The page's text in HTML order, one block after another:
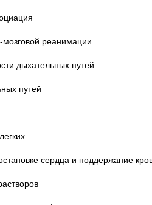
реанимации
дыхательных путей
путей
сердца и поддержание